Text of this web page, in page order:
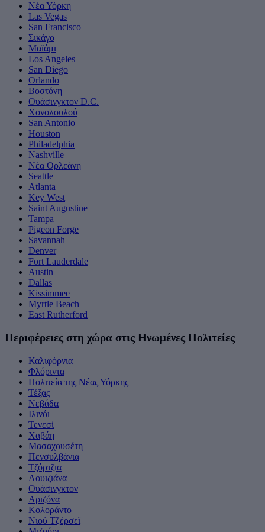
Νέα Υόρκη
Las Vegas
San Francisco
Σικάγο
Μαϊάμι
Los Angeles
San Diego
Orlando
Βοστόνη
Ουάσινγκτον D.C.
Χονολουλού
San Antonio
Houston
Philadelphia
Nashville
Νέα Ορλεάνη
Seattle
Atlanta
Key West
Saint Augustine
Tampa
Pigeon Forge
Savannah
Denver
Fort Lauderdale
Austin
Dallas
Kissimmee
Myrtle Beach
East Rutherford
Περιφέρειες στη χώρα στις Ηνωμένες Πολιτείες
Καλιφόρνια
Φλόριντα
Πολιτεία της Νέας Υόρκης
Τέξας
Νεβάδα
Ιλινόι
Τενεσί
Χαβάη
Μασαχουσέτη
Πενσυλβάνια
Tζόρτζια
Λουιζιάνα
Ουάσινγκτον
Αριζόνα
Κολοράντο
Νιού Τζέρσεϊ